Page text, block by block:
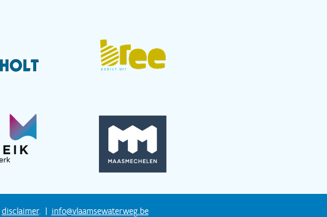
disclaimer. | info@vlaamsewaterweg.be